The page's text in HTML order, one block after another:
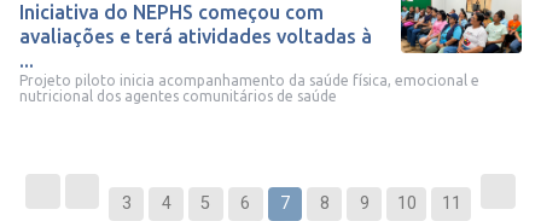
Iniciativa do NEPHS começou com
avaliações e terá atividades voltadas à
...
Projeto piloto inicia acompanhamento da saúde física, emocional e
nutricional dos agentes comunitários de saúde
3 4 5 6 7 8 9 10 11